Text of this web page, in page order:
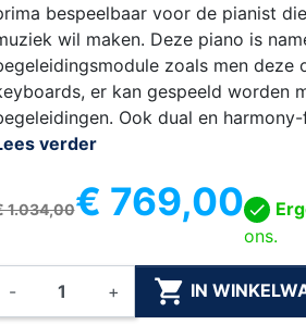
bespeelbaar voor de pianist
wil maken. Deze piano is
zoals men
er kan gespeeld worden
Ook dual en
verder
1.034,00€ 769,00
ons.
- +  IN